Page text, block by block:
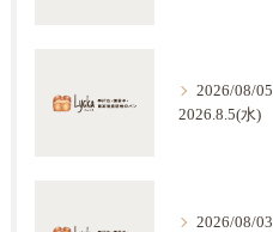
2026/08/05
2026.8.5(水)
2026/08/03